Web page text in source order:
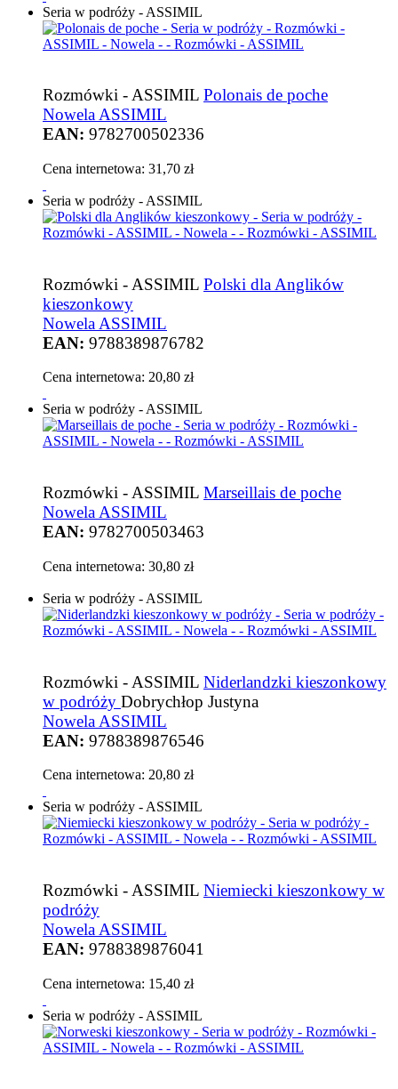
Seria w podróży - ASSIMIL
Rozmówki - ASSIMIL Polonais de poche
Nowela ASSIMIL
EAN: 9782700502336
Cena internetowa: 31,70 zł
Seria w podróży - ASSIMIL
Rozmówki - ASSIMIL Polski dla Anglików
kieszonkowy
Nowela ASSIMIL
EAN: 9788389876782
Cena internetowa: 20,80 zł
Seria w podróży - ASSIMIL
Rozmówki - ASSIMIL Marseillais de poche
Nowela ASSIMIL
EAN: 9782700503463
Cena internetowa: 30,80 zł
Seria w podróży - ASSIMIL
Rozmówki - ASSIMIL Niderlandzki kieszonkowy
w podróży Dobrychłop Justyna
Nowela ASSIMIL
EAN: 9788389876546
Cena internetowa: 20,80 zł
Seria w podróży - ASSIMIL
Rozmówki - ASSIMIL Niemiecki kieszonkowy w
podróży
Nowela ASSIMIL
EAN: 9788389876041
Cena internetowa: 15,40 zł
Seria w podróży - ASSIMIL